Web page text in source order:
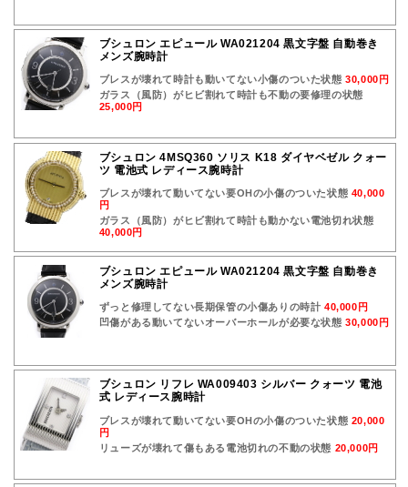
ブシュロン エピュール WA021204 黒文字盤 自動巻き
メンズ腕時計
ブレスが壊れて時計も動いてない小傷のついた状態30,000円
ガラス（風防）がヒビ割れて時計も不動の要修理の状態
25,000円
ブシュロン 4MSQ360 ソリス K18 ダイヤベゼル クォー
ツ 電池式 レディース腕時計
ブレスが壊れて動いてない要OHの小傷のついた状態 40,000
円
ガラス（風防）がヒビ割れて時計も動かない電池切れ状態
40,000円
ブシュロン エピュール WA021204 黒文字盤 自動巻き
メンズ腕時計
ずっと修理してない長期保管の小傷ありの時計40,000円
凹傷がある動いてないオーバーホールが必要な状態30,000円
ブシュロン リフレ WA009403 シルバー クォーツ 電池
式 レディース腕時計
ブレスが壊れて動いてない要OHの小傷のついた状態 20,000
円
リューズが壊れて傷もある電池切れの不動の状態 20,000円